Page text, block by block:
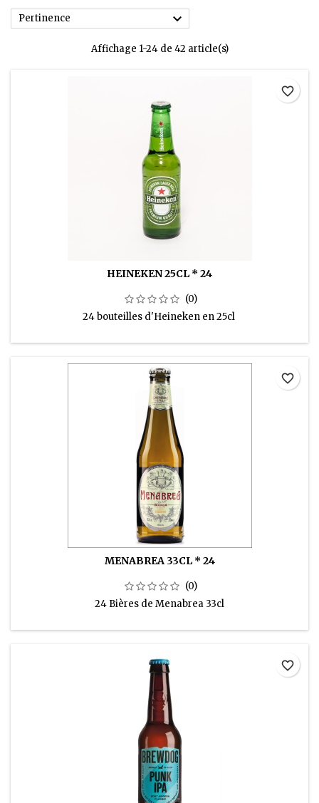
Pertinence 
Affichage 1-24 de 42 article(s)
HEINEKEN 25CL * 24
(0)
24 bouteilles d'Heineken en 25cl
favorite_border
MENABREA 33CL * 24
(0)
24 Bières de Menabrea 33cl
favorite_border
favorite_border